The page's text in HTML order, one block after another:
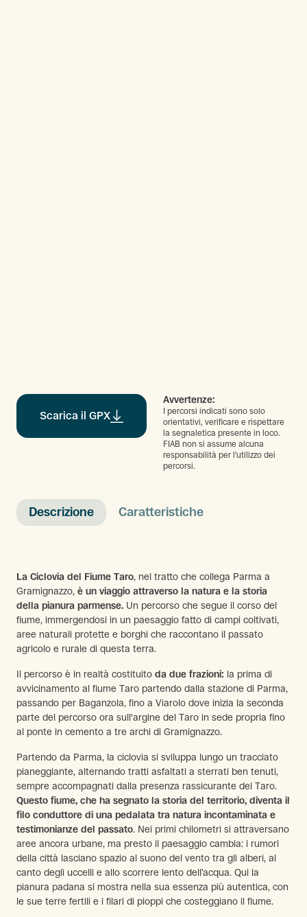
Descrizione Caratteristiche
La Ciclovia del Fiume Taro, nel tratto che collega Parma a
Gramignazzo, è un viaggio attraverso la natura e la storia
della pianura parmense. Un percorso che segue il corso del
fiume, immergendosi in un paesaggio fatto di campi coltivati,
aree naturali protette e borghi che raccontano il passato
agricolo e rurale di questa terra.
Il percorso è in realtà costituito da due frazioni: la prima di
avvicinamento al fiume Taro partendo dalla stazione di Parma,
passando per Baganzola, fino a Viarolo dove inizia la seconda
parte del percorso ora sull'argine del Taro in sede propria fino
al ponte in cemento a tre archi di Gramignazzo.
Partendo da Parma, la ciclovia si sviluppa lungo un tracciato
pianeggiante, alternando tratti asfaltati a sterrati ben tenuti,
sempre accompagnati dalla presenza rassicurante del Taro.
Questo fiume, che ha segnato la storia del territorio, diventa il
filo conduttore di una pedalata tra natura incontaminata e
testimonianze del passato. Nei primi chilometri si attraversano
aree ancora urbane, ma presto il paesaggio cambia: i rumori
della città lasciano spazio al suono del vento tra gli alberi, al
canto degli uccelli e allo scorrere lento dell’acqua. Qui la
pianura padana si mostra nella sua essenza più autentica, con
le sue terre fertili e i filari di pioppi che costeggiano il fiume.
Scarica il GPX
Avvertenze:
I percorsi indicati sono solo
orientativi, verificare e rispettare
la segnaletica presente in loco.
FIAB non si assume alcuna
responsabilità per l'utilizzo dei
percorsi.